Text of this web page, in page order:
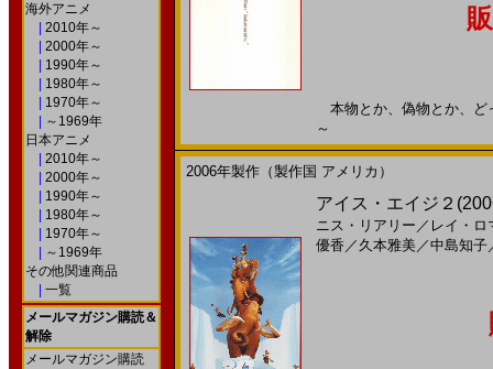
海外アニメ
2010年～
2000年～
1990年～
1980年～
1970年～
～1969年
日本アニメ
2010年～
2000年～
1990年～
1980年～
1970年～
～1969年
その他関連商品
一覧
メールマガジン購読＆
解除
メールマガジン購読
本物とか、偽物とか、
～
2006年製作（製作国 アメリカ）
アイス・エイジ２
ニス・リアリー ／ レイ・ロ
優香 ／ 久本雅美／中島知子